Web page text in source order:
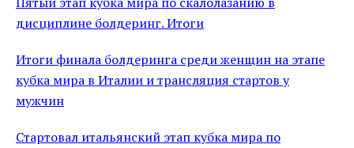
дисциплине болдеринг. Итоги
Итоги финала болдеринга среди женщин на этапе
кубка мира в Италии и трансляция стартов у
мужчин
Стартовал итальянский этап кубка мира по